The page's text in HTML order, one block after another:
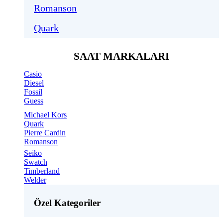
Romanson
Quark
SAAT MARKALARI
Casio
Diesel
Fossil
Guess
Michael Kors
Quark
Pierre Cardin
Romanson
Seiko
Swatch
Timberland
Welder
Özel Kategoriler